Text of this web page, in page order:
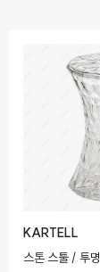
KARTELL
스톤 스툴 / 투명